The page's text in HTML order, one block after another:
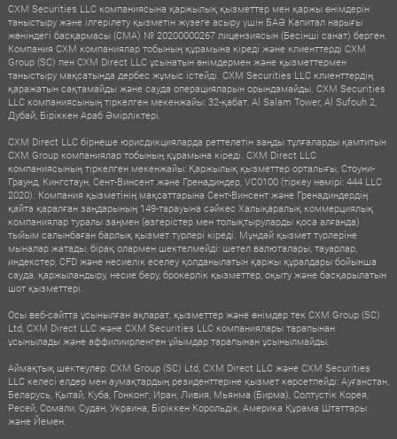
CXM Securities LLC компаниясына қаржылық қызметтер мен қаржы өнімдерін
таныстыру және ілгерілету қызметін жүзеге асыру үшін БАӘ Капитал нарығы
жөніндегі басқармасы (CMA) № 20200000267 лицензиясын (Бесінші санат) берген.
Компания CXM компаниялар тобының құрамына кіреді және клиенттерді CXM
Group (SC) пен CXM Direct LLC ұсынатын өнімдермен және қызметтермен
таныстыру мақсатында дербес жұмыс істейді. CXM Securities LLC клиенттердің
қаражатын сақтамайды және сауда операцияларын орындамайды. CXM Securities
LLC компаниясының тіркелген мекенжайы: 32-қабат, Al Salam Tower, Al Sufouh 2,
Дубай, Біріккен Араб Әмірліктері.
CXM Direct LLC бірнеше юрисдикцияларда реттелетін заңды тұлғаларды қамтитын
CXM Group компаниялар тобының құрамына кіреді. CXM Direct LLC
компаниясының тіркелген мекенжайы: Қаржылық қызметтер орталығы, Стоуни-
Граунд, Кингстаун, Сент-Винсент және Гренадиндер, VC0100 (тіркеу нөмірі: 444 LLC
2020). Компания қызметінің мақсаттарына Сент-Винсент және Гренадиндердің
қайта қаралған заңдарының 149-тарауына сәйкес Халықаралық коммерциялық
компаниялар туралы заңмен (өзгерістер мен толықтыруларды қоса алғанда)
тыйым салынбаған барлық қызмет түрлері кіреді. Мұндай қызмет түрлеріне
мыналар жатады, бірақ олармен шектелмейді: шетел валюталары, тауарлар,
индекстер, CFD және несиелік еселеу қолданылатын қаржы құралдары бойынша
сауда, қаржыландыру, несие беру, брокерлік қызметтер, оқыту және басқарылатын
шот қызметтері.
Осы веб-сайтта ұсынылған ақпарат, қызметтер және өнімдер тек CXM Group (SC)
Ltd, CXM Direct LLC және CXM Securities LLC компаниялары тарапынан
ұсынылады және аффилиирленген ұйымдар тарапынан ұсынылмайды.
Аймақтық шектеулер: CXM Group (SC) Ltd, CXM Direct LLC және CXM Securities
LLC келесі елдер мен аумақтардың резиденттеріне қызмет көрсетпейді: Ауғанстан,
Беларусь, Қытай, Куба, Гонконг, Иран, Ливия, Мьянма (Бирма), Солтүстік Корея,
Ресей, Сомали, Судан, Украина, Біріккен Корольдік, Америка Құрама Штаттары
және Йемен.